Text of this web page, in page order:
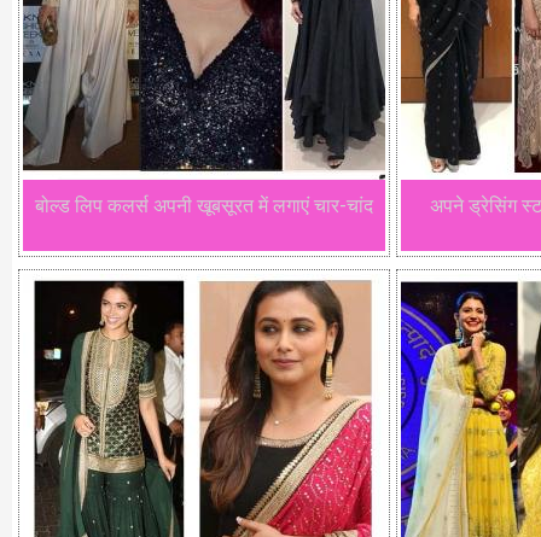
बोल्ड लिप कलर्स अपनी खूबसूरत में लगाएं चार-चांद अपने ड्रेसिंग